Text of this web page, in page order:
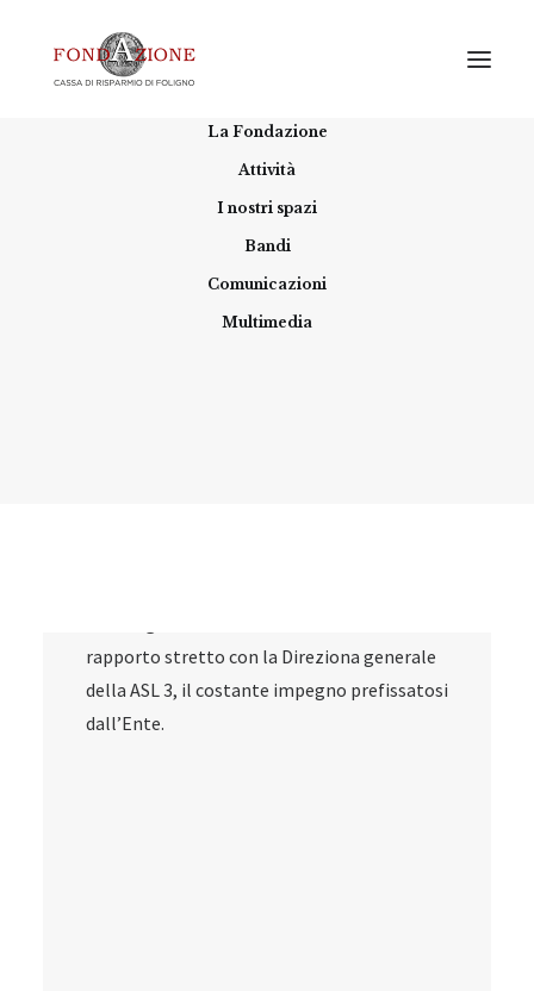
La Fondazione
Attività
I nostri spazi
Bandi
Comunicazioni
Multimedia
rapporto stretto con la Direziona generale
della ASL 3, il costante impegno prefissatosi
dall’Ente.